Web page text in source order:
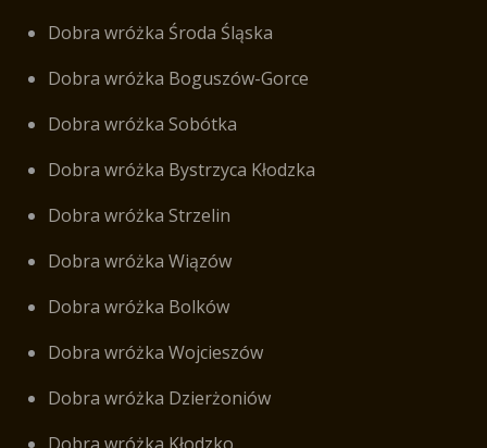
Dobra wróżka Środa Śląska
Dobra wróżka Boguszów-Gorce
Dobra wróżka Sobótka
Dobra wróżka Bystrzyca Kłodzka
Dobra wróżka Strzelin
Dobra wróżka Wiązów
Dobra wróżka Bolków
Dobra wróżka Wojcieszów
Dobra wróżka Dzierżoniów